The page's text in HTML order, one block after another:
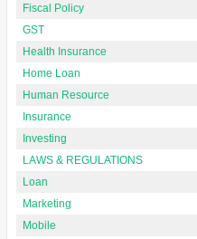
Fiscal Policy
GST
Health Insurance
Home Loan
Human Resource
Insurance
Investing
LAWS & REGULATIONS
Loan
Marketing
Mobile